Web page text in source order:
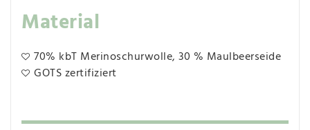
Material
70% kbT Merinoschurwolle, 30 % Maulbeerseide
GOTS zertifiziert